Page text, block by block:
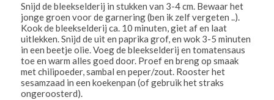
Snijd de bleekselderij in stukken van 3-4 cm. Bewaar het
jonge groen voor de garnering (ben ik zelf vergeten ..).
Kook de bleekselderij ca. 10 minuten, giet af en laat
uitlekken. Snijd de uit en paprika grof, en wok 3-5 minuten
in een beetje olie. Voeg de bleekselderij en tomatensaus
toe en warm alles goed door. Proef en breng op smaak
met chilipoeder, sambal en peper/zout. Rooster het
sesamzaad in een koekenpan (of gebruik het straks
ongeroosterd).